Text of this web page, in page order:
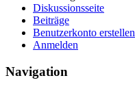
Diskussionsseite
Beiträge
Benutzerkonto erstellen
Anmelden
Navigation